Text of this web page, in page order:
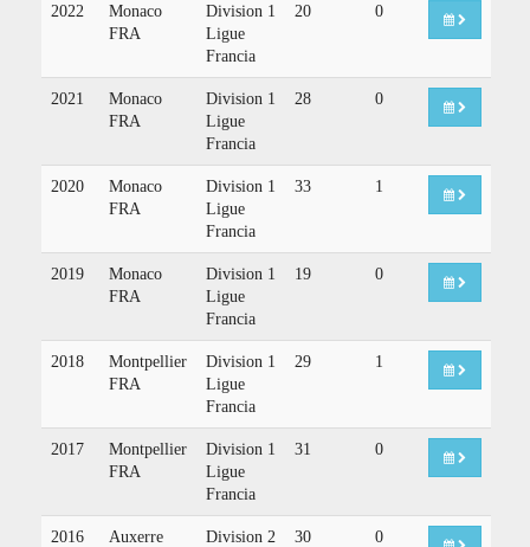
2022
Monaco
FRA
Division 1
Ligue
Francia
20 0
2021
Monaco
FRA
Division 1
Ligue
Francia
28 0
2020
Monaco
FRA
Division 1
Ligue
Francia
33 1
2019
Monaco
FRA
Division 1
Ligue
Francia
19 0
2018
Montpellier
FRA
Division 1
Ligue
Francia
29 1
2017
Montpellier
FRA
Division 1
Ligue
Francia
31 0
2016
Auxerre
Division 2
30 0